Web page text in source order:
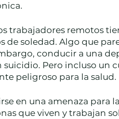
trabajadores remotos
soledad. Algo que
conducir a una
Pero incluso un
peligroso para la salud.
en una amenaza para
que viven y trabajan